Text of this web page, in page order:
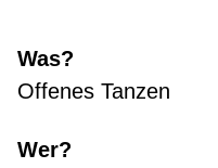
Was?
Offenes Tanzen
Wer?